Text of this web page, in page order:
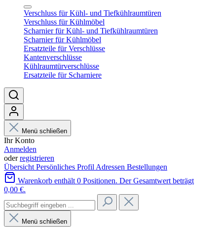
Verschluss für Kühl- und Tiefkühlraumtüren
Verschluss für Kühlmöbel
Scharnier für Kühl- und Tiefkühlraumtüren
Scharnier für Kühlmöbel
Ersatzteile für Verschlüsse
Kantenverschlüsse
Kühlraumtürverschlüsse
Ersatzteile für Scharniere
Menü schließen
Ihr Konto
Anmelden
oderregistrieren
Übersicht Persönliches Profil Adressen Bestellungen
Warenkorb enthält 0 Positionen. Der Gesamtwert beträgt
0,00 €.
Menü schließen